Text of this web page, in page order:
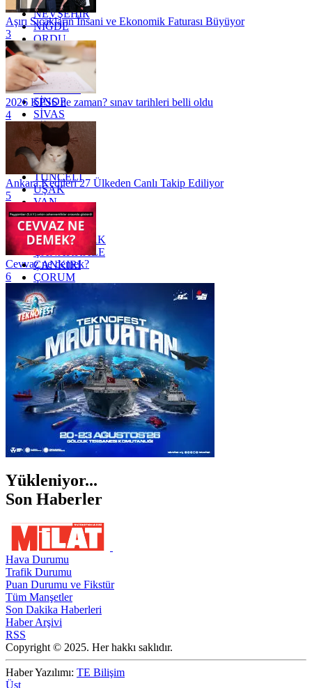
NEVŞEHİR
NİĞDE
ORDU
OSMANİYE
RİZE
SAKARYA
SAMSUN
SİNOP
SİVAS
SİİRT
TEKİRDAĞ
TOKAT
TRABZON
TUNCELİ
UŞAK
VAN
YALOVA
YOZGAT
ZONGULDAK
ÇANAKKALE
ÇANKIRI
ÇORUM
İSTANBUL
İZMİR
ŞANLIURFA
ŞIRNAK
Aşırı Sıcakların İnsani ve Ekonomik Faturası Büyüyor
3
2026 KPSS ne zaman? sınav tarihleri belli oldu
4
Ankara Kedileri 27 Ülkeden Canlı Takip Ediliyor
5
Cevvaz ne demek?
6
Yükleniyor...
Son Haberler
Hava Durumu
Trafik Durumu
Puan Durumu ve Fikstür
Tüm Manşetler
Son Dakika Haberleri
Haber Arşivi
RSS
Copyright © 2025. Her hakkı saklıdır.
Haber Yazılımı: TE Bilişim
Üst